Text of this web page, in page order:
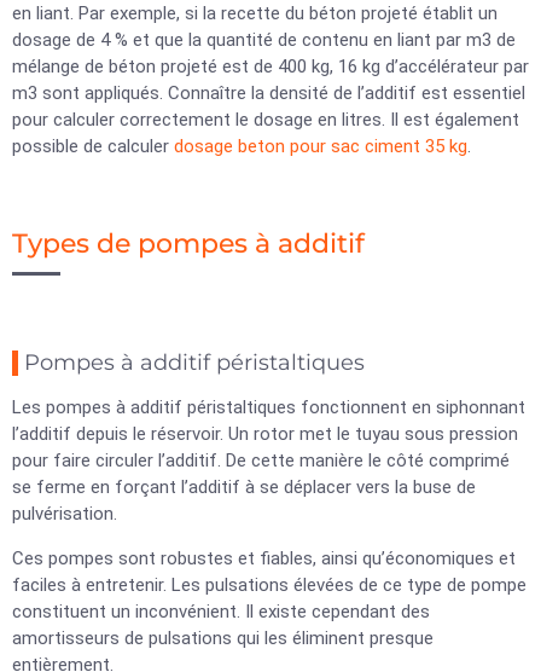
en liant. Par exemple, si la recette du béton projeté établit un
dosage de 4 % et que la quantité de contenu en liant par m3 de
mélange de béton projeté est de 400 kg, 16 kg d’accélérateur par
m3 sont appliqués. Connaître la densité de l’additif est essentiel
pour calculer correctement le dosage en litres. Il est également
possible de calculer dosage beton pour sac ciment 35 kg
Types de pompes à additif
Pompes à additif péristaltiques
Les pompes à additif péristaltiques fonctionnent en siphonnant
l’additif depuis le réservoir. Un rotor met le tuyau sous pression
pour faire circuler l’additif. De cette manière le côté comprimé
se ferme en forçant l’additif à se déplacer vers la buse de
pulvérisation.
Ces pompes sont robustes et fiables, ainsi qu’économiques et
faciles à entretenir. Les pulsations élevées de ce type de pompe
constituent un inconvénient. Il existe cependant des
amortisseurs de pulsations qui les éliminent presque
entièrement.